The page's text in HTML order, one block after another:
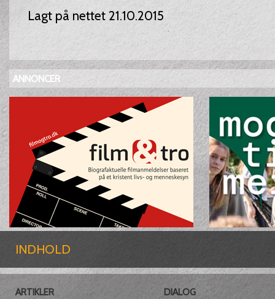
Lagt på nettet 21.10.2015
ANNONCER
INDHOLD
ARTIKLER
DIALOG